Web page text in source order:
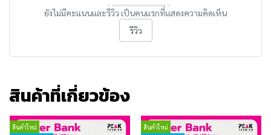
ยังไม่มีคะแนนและรีวิว เป็นคนแรกที่แสดงความคิดเห็น
รีวิว
สินค้าที่เกี่ยวข้อง
สินค้าใหม่
สินค้าใหม่